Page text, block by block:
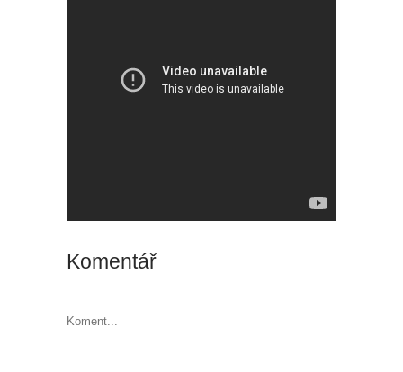
Komentář
Koment...